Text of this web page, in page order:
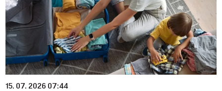
15. 07. 2026 07:44